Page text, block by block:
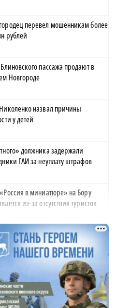
перевел мошенникам более
рублей
пассажа продают в
Новгороде
назвал причины
у детей
должника задержали
ГАИ за неуплату штрафов
в миниатюре» на Бору
из-за отсутствия туристов
своего человека: как помогают
в центре «Планета кошек»
абитуриентов стали
инженерные направления